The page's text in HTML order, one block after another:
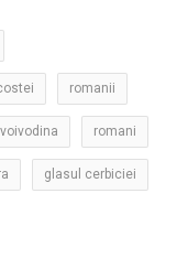
romanii
voivodina romani
glasul cerbiciei